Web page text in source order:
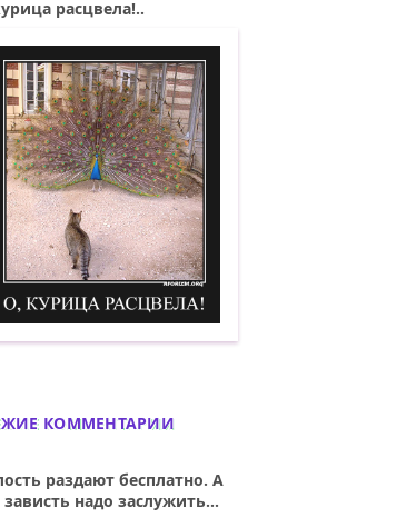
расцвела!..
курица расцвела! Демотиватор
КОММЕНТАРИИ
раздают бесплатно. А
зависть надо заслужить...